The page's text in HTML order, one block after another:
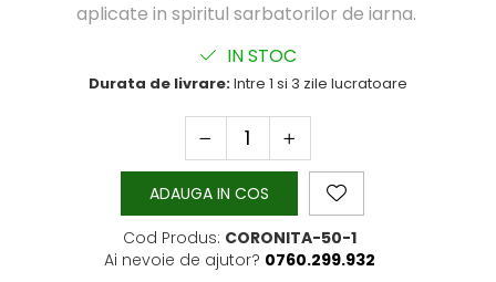
aplicate in spiritul sarbatorilor de iarna.
IN STOC
Durata de livrare:Intre 1 si 3 zile lucratoare
ADAUGA IN COS
Cod Produs: CORONITA-50-1
Ai nevoie de ajutor? 0760.299.932